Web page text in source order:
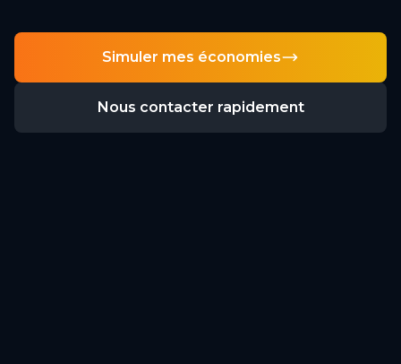
Simuler mes économies
Nous contacter rapidement